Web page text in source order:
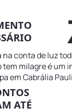
conta de luz
tem milagre é um
em Cabrália
ATÉ